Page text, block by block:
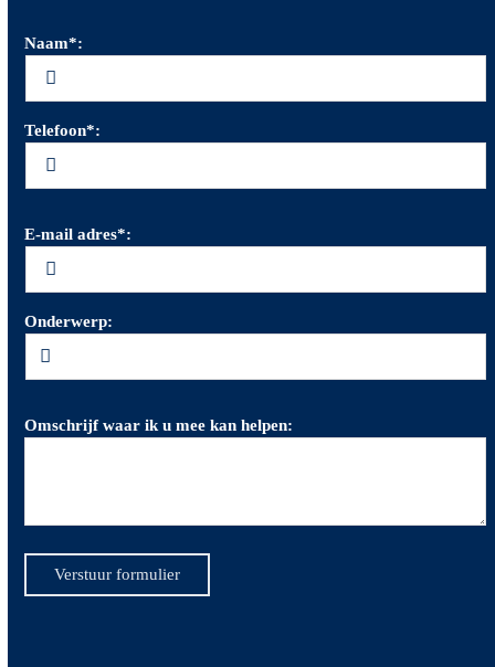
Naam*:
Telefoon*:
E-mail adres*:
Onderwerp:
Omschrijf waar ik u mee kan helpen:
Verstuur formulier